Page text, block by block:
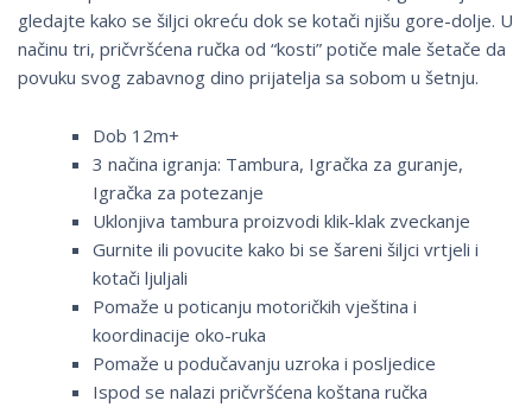
gledajte kako se šiljci okreću dok se kotači njišu gore-dolje. U
načinu tri, pričvršćena ručka od “kosti” potiče male šetače da
povuku svog zabavnog dino prijatelja sa sobom u šetnju.
Dob 12m+
3 načina igranja: Tambura, Igračka za guranje,
Igračka za potezanje
Uklonjiva tambura proizvodi klik-klak zveckanje
Gurnite ili povucite kako bi se šareni šiljci vrtjeli i
kotači ljuljali
Pomaže u poticanju motoričkih vještina i
koordinacije oko-ruka
Pomaže u podučavanju uzroka i posljedice
Ispod se nalazi pričvršćena koštana ručka